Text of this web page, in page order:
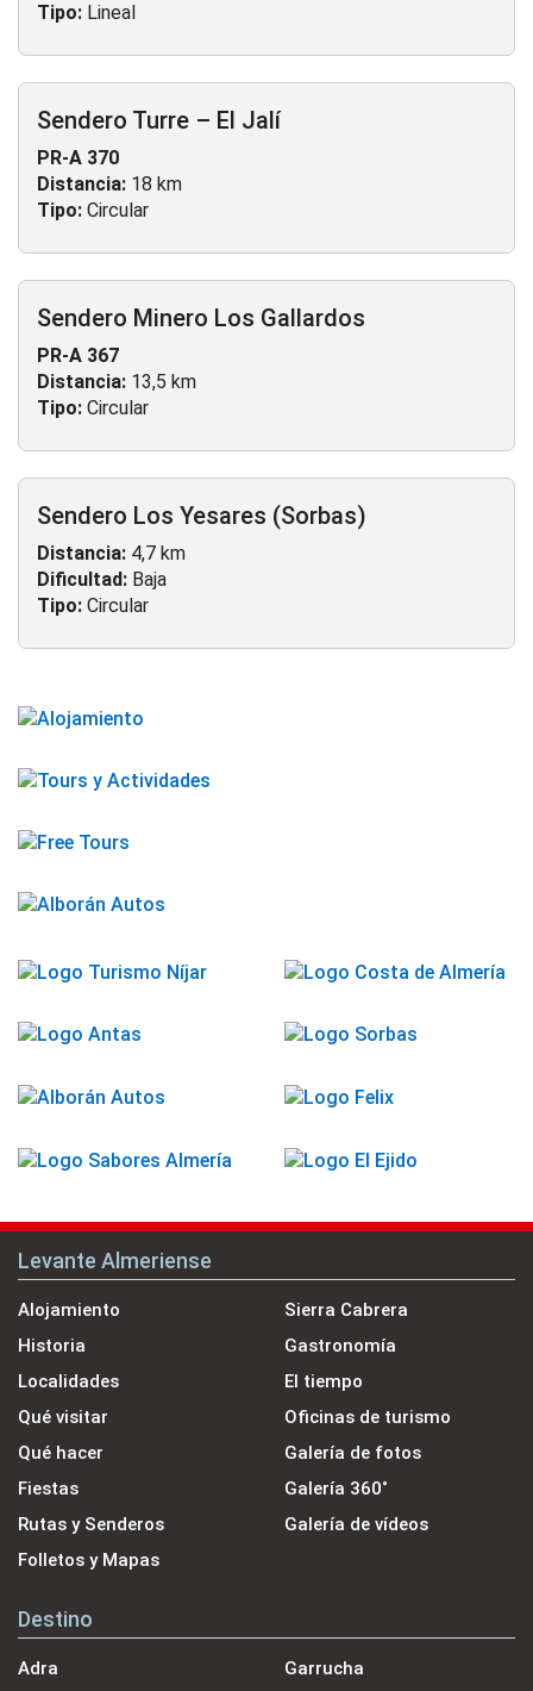
Tipo: Lineal
Sendero Turre – El Jalí
PR-A 370
Distancia: 18 km
Tipo: Circular
Sendero Minero Los Gallardos
PR-A 367
Distancia: 13,5 km
Tipo: Circular
Sendero Los Yesares (Sorbas)
Distancia: 4,7 km
Dificultad: Baja
Tipo: Circular
Levante Almeriense
Alojamiento
Historia
Localidades
Qué visitar
Qué hacer
Fiestas
Rutas y Senderos
Folletos y Mapas
Sierra Cabrera
Gastronomía
El tiempo
Oficinas de turismo
Galería de fotos
Galería 360˚
Galería de vídeos
Destino
Adra
Garrucha